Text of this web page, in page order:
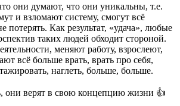
они думают, что они уникальны, т.е.
и взломают систему, смогут всё
потерять. Как результат, «удача», любые
таких людей обходит стороной.
меняют работу, взрослеют,
всё больше врать, врать про себя,
наглеть, больше, больше.
они верят в свою концепцию жизни 👍